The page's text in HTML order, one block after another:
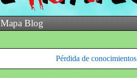
Mapa Blog
Pérdida de conocimientos